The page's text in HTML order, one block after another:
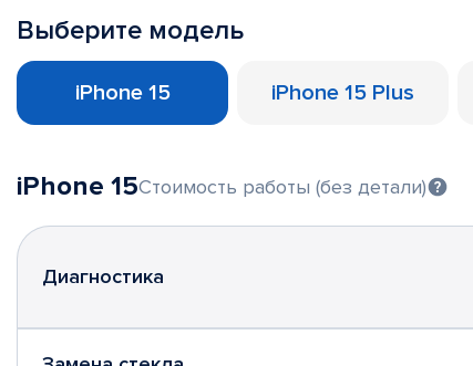
Выберите модель
iPhone 15 iPhone 15 Plus
iPhone 15Стоимость работы (без детали)
Диагностика